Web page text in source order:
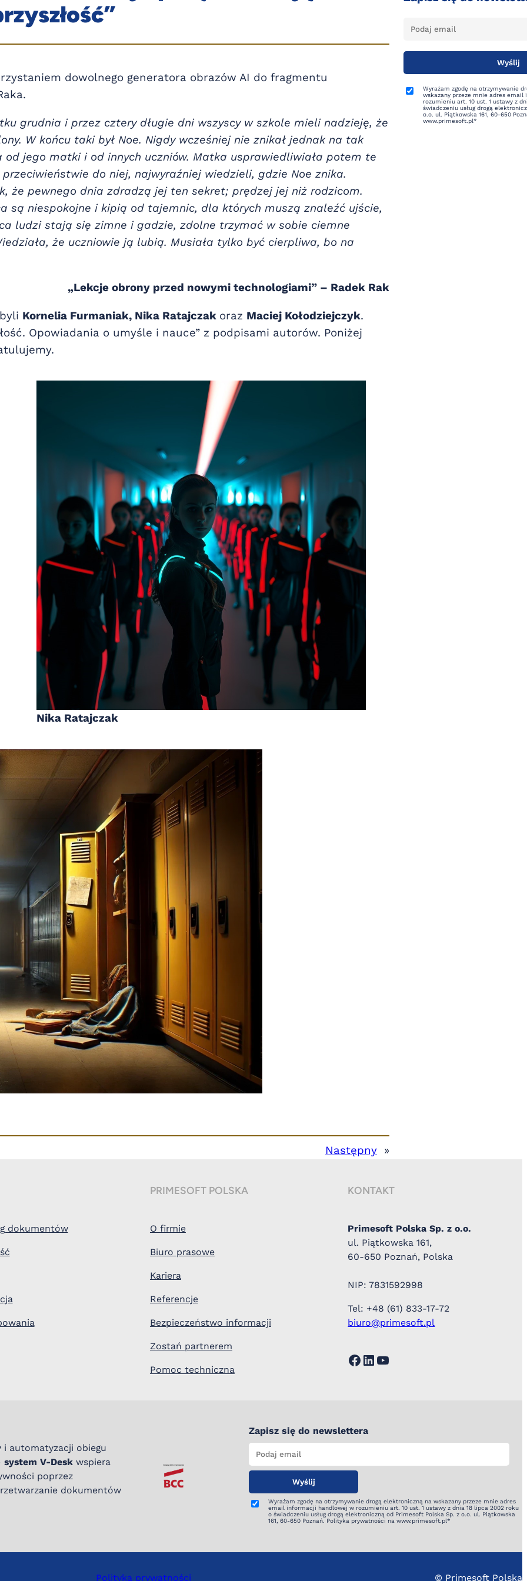
dowolnego generatora obrazów AI do fragmentu
grudnia i przez cztery długie dni wszyscy w szkole mieli nadzieję, że
W końcu taki był Noe. Nigdy wcześniej nie znikał jednak na tak
jego matki i od innych uczniów. Matka usprawiedliwiała potem te
do niej, najwyraźniej wiedzieli, gdzie Noe znika.
że pewnego dnia zdradzą jej ten sekret; prędzej jej niż rodzicom.
niespokojne i kipią od tajemnic, dla których muszą znaleźć ujście,
ludzi stają się zimne i gadzie, zdolne trzymać w sobie ciemne
że uczniowie ją lubią. Musiała tylko być cierpliwa, bo na
„Lekcje obrony przed nowymi technologiami” – Radek Rak
Kornelia Furmaniak, Nika Ratajczak oraz Maciej Kołodziejczyk.
Opowiadania o umyśle i nauce” z podpisami autorów. Poniżej
Nika Ratajczak
Następny »
Wyrażam zgodę na otrzymywanie
wskazany przeze mnie adres
rozumieniu art. 10 ust. 1 ustawy z
świadczeniu usług drogą
o.o. ul. Piątkowska 161, 60-650
www.primesoft.pl*
dokumentów
PRIMESOFT POLSKA
O firmie
Biuro prasowe
Kariera
Referencje
Bezpieczeństwo informacji
Zostań partnerem
Pomoc techniczna
KONTAKT
Primesoft Polska Sp. z o.o.
ul. Piątkowska 161,
60-650 Poznań, Polska
NIP: 7831592998
Tel: +48 (61) 833-17-72
biuro@primesoft.pl
Facebook LinkedIn YouTube
i automatyzacji obiegu
system V-Desk wspiera
poprzez
dokumentów
Zapisz się do newslettera
Wyrażam zgodę na otrzymywanie drogą elektroniczną na wskazany przeze mnie adres
email informacji handlowej w rozumieniu art. 10 ust. 1 ustawy z dnia 18 lipca 2002 roku
o świadczeniu usług drogą elektroniczną od Primesoft Polska Sp. z o.o. ul. Piątkowska
161, 60-650 Poznań. Polityka prywatności na www.primesoft.pl*
Polityka prywatności © Primesoft Polska